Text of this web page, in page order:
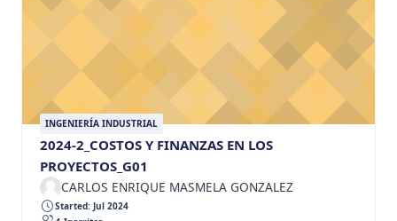
INGENIERÍA INDUSTRIAL
2024-2_COSTOS Y FINANZAS EN LOS
PROYECTOS_G01
CARLOS ENRIQUE MASMELA GONZALEZ
Started: Jul 2024